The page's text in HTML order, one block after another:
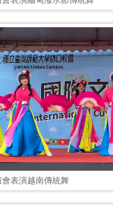
表演越南傳統舞